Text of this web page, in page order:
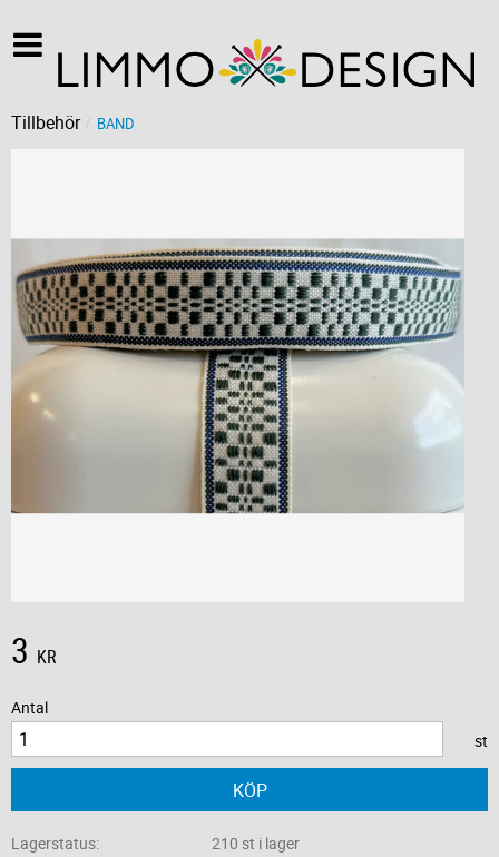
Tillbehör BAND
3 KR
Antal
st
KÖP
Lagerstatus
210 st i lager